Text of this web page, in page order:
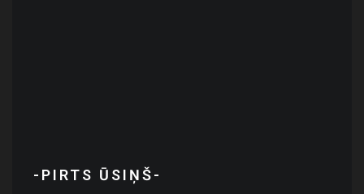
-PIRTS ŪSIŅŠ-